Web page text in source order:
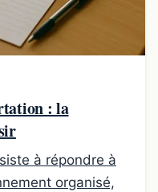
: la
à répondre à
organisé,